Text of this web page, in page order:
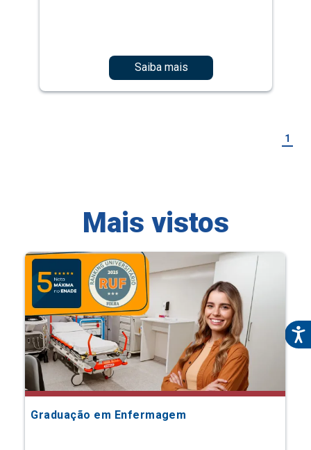
Saiba mais
1
Mais vistos
Graduação em Enfermagem